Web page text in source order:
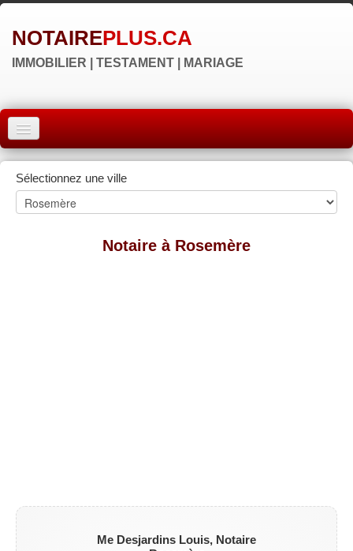
NOTAIREPLUS.CA
IMMOBILIER | TESTAMENT | MARIAGE
ACCUEIL
MONTRÉAL
QUÉBEC
Sélectionnez une ville
Notaire à Rosemère
Me Desjardins Louis, Notaire